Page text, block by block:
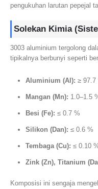
pengukuhan larutan pepejal
Solekan Kimia
3003 aluminium tergolong
tipikalnya berbunyi seperti
Aluminium (Al): ≥ 97.7
Mangan (Mn): 1.0–1.5
Besi (Fe): ≤ 0.7 %
Silikon (Dan): ≤ 0.6 %
Tembaga (Cu): ≤ 0.10
Zink (Zn), Titanium
Komposisi ini sengaja